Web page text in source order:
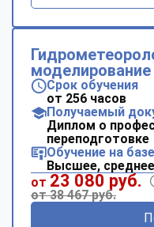
Срок обучения
от 256 часов
Получаемый
Диплом о
переподготовке
Обучение на базе
Высшее, среднее
от 23 080 руб.
от 38 467 руб.